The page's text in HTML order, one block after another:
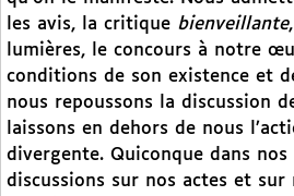
les avis, la critique bienveillante
lumières, le concours à notre
conditions de son existence et
nous repoussons la discussion
laissons en dehors de nous
divergente. Quiconque dans
discussions sur nos actes et sur